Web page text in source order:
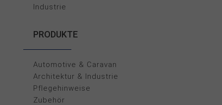
Industrie
PRODUKTE
Automotive & Caravan
Architektur & Industrie
Pflegehinweise
Zubehör